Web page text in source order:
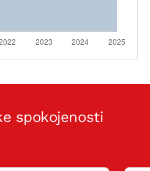
spokojenosti